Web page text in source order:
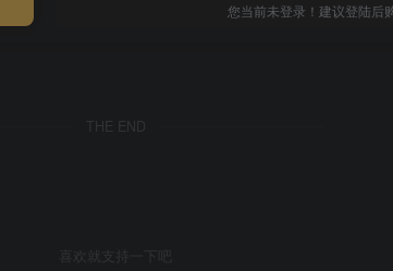
您当前未登录！建议登陆后
THE END
喜欢就支持一下吧